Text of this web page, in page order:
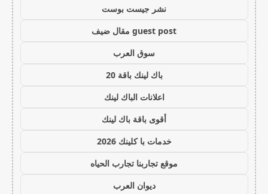
نشر جيست بوست
guest post مقال ضيف
سوق العرب
باك لينك باقة 20
اعلانات الباك لينك
أقوى باقة باك لينك
خدمات با كلينك 2026
موقع تجاربنا تجارب الحياه
ديوان العرب